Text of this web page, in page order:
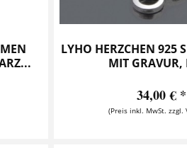
LYHO HERZCHEN 925
MIT GRAVUR,
34,00 € *
(Preis inkl. MwSt. zzgl.